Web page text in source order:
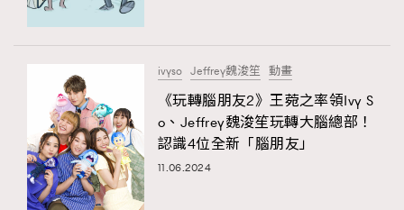
AFrenchMind
About us Collaboration Opportunity
Japan | Portugal | Spain
ivyso Jeffrey魏浚笙 動畫
《玩轉腦朋友2》王菀之率領Ivy S
o、Jeffrey魏浚笙玩轉大腦總部！
認識4位全新「腦朋友」
11.06.2024